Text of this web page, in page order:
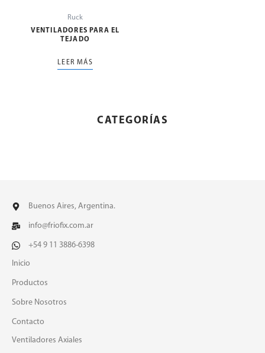
CATEGORÍAS
Ruck
VENTILADORES PARA EL
TEJADO
LEER MÁS
Buenos Aires, Argentina.
info@friofix.com.ar
+54 9 11 3886-6398
Inicio
Productos
Sobre Nosotros
Contacto
Ventiladores Axiales